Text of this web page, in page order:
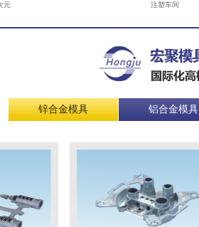
锌合金模具 铝合金模具